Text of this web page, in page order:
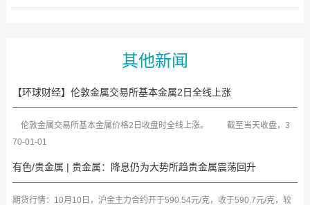
其他新闻
【环球财经】伦敦金属交易所基本金属2日全线上涨
伦敦金属交易所基本金属价格2日收盘时全线上涨。 截至当天收盘，3
个月期铜价收于每吨1010...
70-01-01
有色/贵金属 | 贵金属：降息仍为大势所趋贵金属震荡回升
期货行情：10月10日，沪金主力合约开于590.54元/克，收于590.7元/克，较